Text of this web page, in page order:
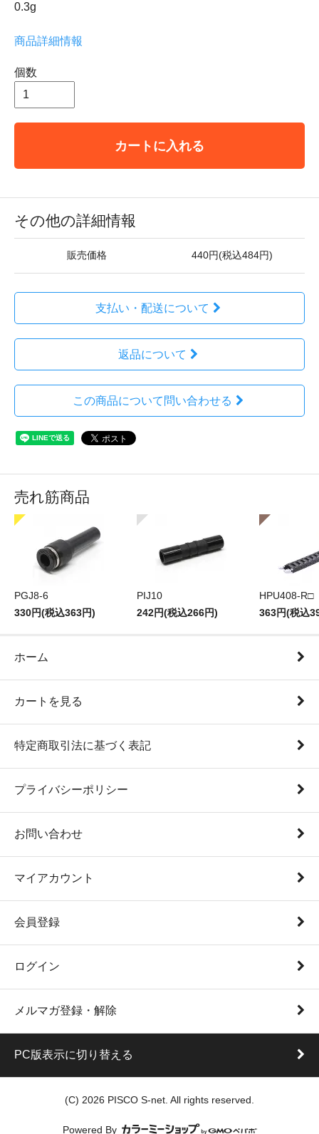
0.3g
商品詳細情報
個数
カートに入れる
その他の詳細情報
販売価格 440円(税込484円)
支払い・配送について
返品について
この商品について問い合わせる
売れ筋商品
PGJ8-6
330円(税込363円)
PIJ10
242円(税込266円)
HPU408-R□
363円(税込
ホーム
カートを見る
特定商取引法に基づく表記
プライバシーポリシー
お問い合わせ
マイアカウント
会員登録
ログイン
メルマガ登録・解除
PC版表示に切り替える
(C) 2026 PISCO S-net. All rights reserved.
Powered By